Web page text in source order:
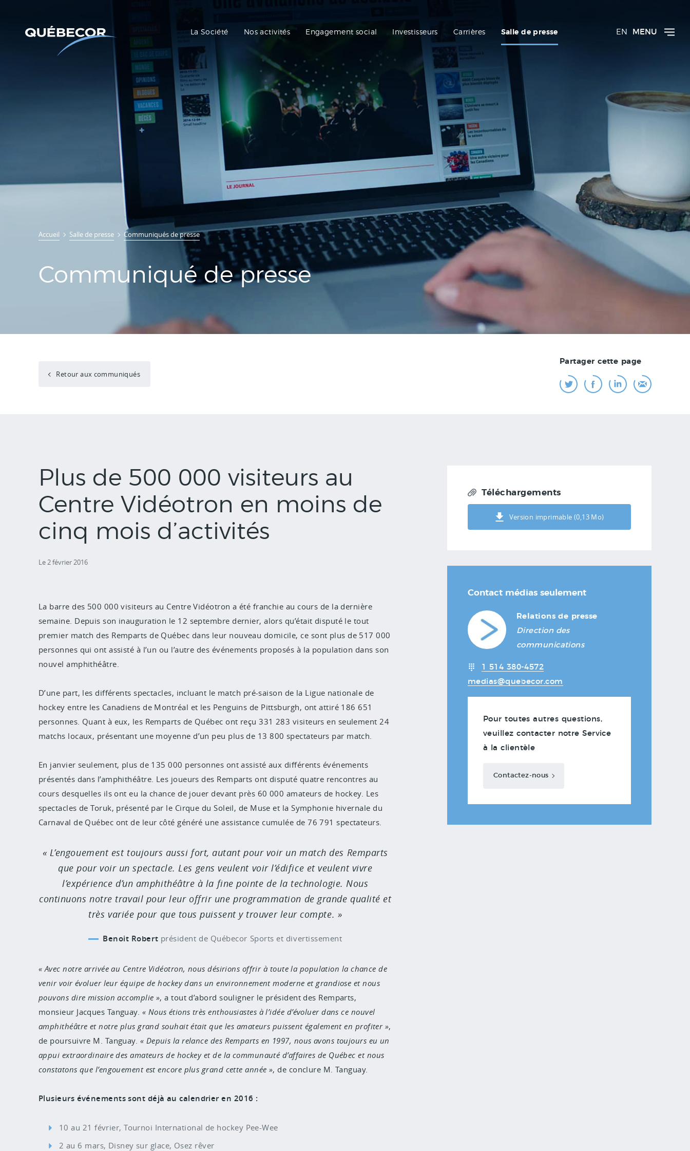
La Société Nos activités Engagement social Investisseurs Carrières Salle de presse EN MENU
Accueil Salle de presse Communiqués de presse
Communiqué de presse
Retour aux communiqués
Partager cette page
Plus de 500 000 visiteurs au
Centre Vidéotron en moins de
cinq mois d’activités
Le 2 février 2016
La barre des 500 000 visiteurs au Centre Vidéotron a été franchie au cours de la dernière
semaine. Depuis son inauguration le 12 septembre dernier, alors qu’était disputé le tout
premier match des Remparts de Québec dans leur nouveau domicile, ce sont plus de 517 000
personnes qui ont assisté à l’un ou l’autre des événements proposés à la population dans son
nouvel amphithéâtre.
D’une part, les différents spectacles, incluant le match pré-saison de la Ligue nationale de
hockey entre les Canadiens de Montréal et les Penguins de Pittsburgh, ont attiré 186 651
personnes. Quant à eux, les Remparts de Québec ont reçu 331 283 visiteurs en seulement 24
matchs locaux, présentant une moyenne d’un peu plus de 13 800 spectateurs par match.
En janvier seulement, plus de 135 000 personnes ont assisté aux différents événements
présentés dans l’amphithéâtre. Les joueurs des Remparts ont disputé quatre rencontres au
cours desquelles ils ont eu la chance de jouer devant près 60 000 amateurs de hockey. Les
spectacles de Toruk, présenté par le Cirque du Soleil, de Muse et la Symphonie hivernale du
Carnaval de Québec ont de leur côté généré une assistance cumulée de 76 791 spectateurs.
L’engouement est toujours aussi fort, autant pour voir un match des Remparts
que pour voir un spectacle. Les gens veulent voir l’édifice et veulent vivre
l’expérience d’un amphithéâtre à la fine pointe de la technologie. Nous
continuons notre travail pour leur offrir une programmation de grande qualité et
très variée pour que tous puissent y trouver leur compte.
Benoit Robert président de Québecor Sports et divertissement
Avec notre arrivée au Centre Vidéotron, nous désirions offrir à toute la population la chance de
venir voir évoluer leur équipe de hockey dans un environnement moderne et grandiose et nous
pouvons dire mission accomplie
, a tout d’abord souligner le président des Remparts,
monsieur Jacques Tanguay.
Nous étions très enthousiastes à l’idée d’évoluer dans ce nouvel
amphithéâtre et notre plus grand souhait était que les amateurs puissent également en profiter
,
de poursuivre M. Tanguay.
Depuis la relance des Remparts en 1997, nous avons toujours eu un
appui extraordinaire des amateurs de hockey et de la communauté d’affaires de Québec et nous
constatons que l’engouement est encore plus grand cette année
, de conclure M. Tanguay.
Plusieurs événements sont déjà au calendrier en 2016 :
10 au 21 février, Tournoi International de hockey Pee-Wee
2 au 6 mars, Disney sur glace, Osez rêver
Téléchargements
Version imprimable (0,13 Mo)
Contact médias seulement
Relations de presse
Direction des
communications
1 514 380-4572
medias@quebecor.com
Pour toutes autres questions,
veuillez contacter notre Service
à la clientèle
Contactez-nous